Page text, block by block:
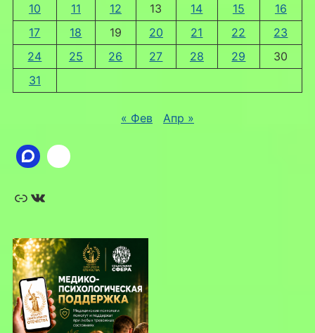
10
11 12 13 14 15
16
17
18 19 20 21 22
23
24
25 26 27 28 29
30
31
« Фев Апр »
Ссылка